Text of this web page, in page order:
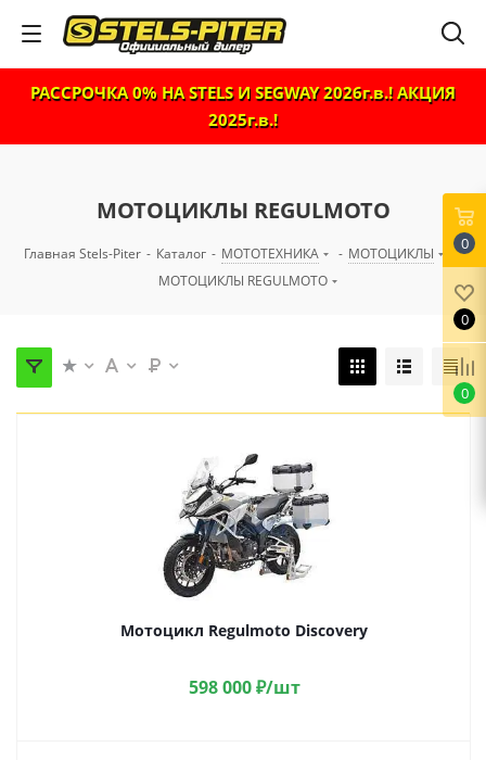
РАССРОЧКА 0% НА STELS И SEGWAY 2026г.в.! АКЦИЯ
2025г.в.!
МОТОЦИКЛЫ REGULMOTO
Главная Stels-Piter - Каталог - МОТОТЕХНИКА - МОТОЦИКЛЫ
-
МОТОЦИКЛЫ REGULMOTO
Мотоцикл Regulmoto Discovery
598 000₽/шт
0
0
0